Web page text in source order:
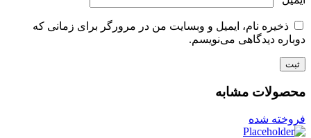
ذخیره نام، ایمیل و وبسایت من در مرورگر برای زمانی که
دوباره دیدگاهی می‌نویسم.
محصولات مشابه
فروخته شده